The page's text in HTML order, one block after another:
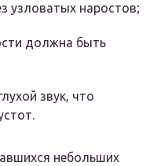
узловатых наростов;
должна быть
звук, что
небольших